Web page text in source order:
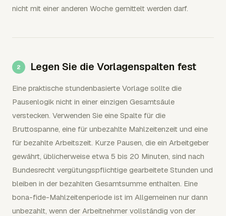
nicht mit einer anderen Woche gemittelt werden darf.
Legen Sie die Vorlagenspalten fest
Eine praktische stundenbasierte Vorlage sollte die
Pausenlogik nicht in einer einzigen Gesamtsäule
verstecken. Verwenden Sie eine Spalte für die
Bruttospanne, eine für unbezahlte Mahlzeitenzeit und eine
für bezahlte Arbeitszeit. Kurze Pausen, die ein Arbeitgeber
gewährt, üblicherweise etwa 5 bis 20 Minuten, sind nach
Bundesrecht vergütungspflichtige gearbeitete Stunden und
bleiben in der bezahlten Gesamtsumme enthalten. Eine
bona-fide-Mahlzeitenperiode ist im Allgemeinen nur dann
unbezahlt, wenn der Arbeitnehmer vollständig von der